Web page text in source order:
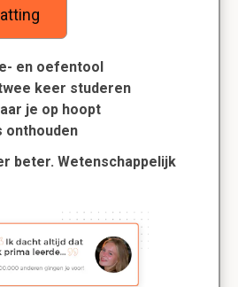
en oefentool
keer studeren
je op hoopt
onthouden
beter. Wetenschappelijk